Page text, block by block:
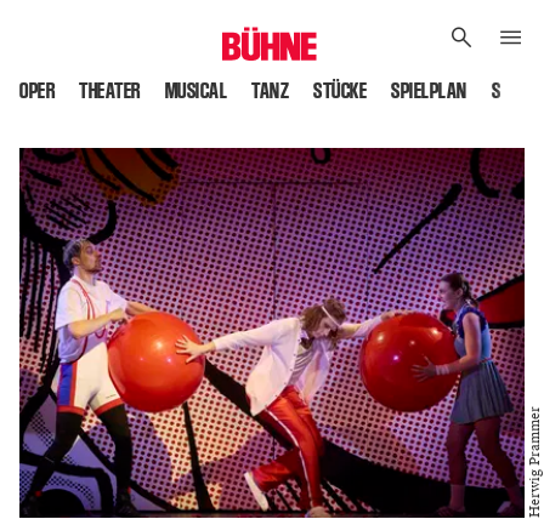
OPER THEATER MUSICAL TANZ STÜCKE SPIELPLAN
Herwig Prammer